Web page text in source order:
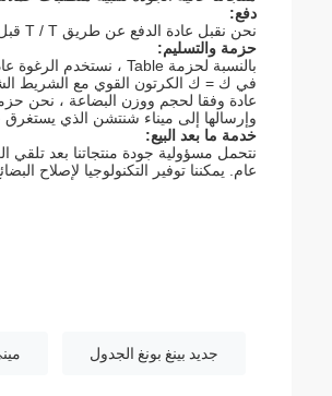
دفع:
نحن نقبل عادة الدفع عن طريق T / T قبل الشحن أو الدفع عن طريق LC لا رجعة فيه في الأفق.
حزمة والتسليم:
بالنسبة لحزمة Table ، نستخدم الرغوة عادةً حول زاوية الطاولة ونقوم بتعبئة الطاولة
في ك = ك الكرتون القوي مع الشريط
عادة وفقا لحجم ووزن البضاعة ، نحن
وإرسالها إلى ميناء شنتشن الذي يستغرق حوالي 1-2 ساعات
خدمة ما بعد البيع:
نتحمل مسؤولية جودة منتجاتنا بعد تلقي
عام. يمكننا توفير التكنولوجيا لإصلاح
جديد بينغ بونغ الجدول